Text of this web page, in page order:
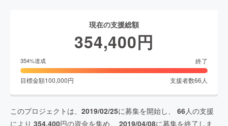
現在の支援総額
354,400円
354%達成 終了
目標金額100,000円 支援者数66 人
このプロジェクトは、 2019/02/25に募集を開始し、 66人の支援
により 354,400円の資金を集め、 2019/04/08に募集を終了しま